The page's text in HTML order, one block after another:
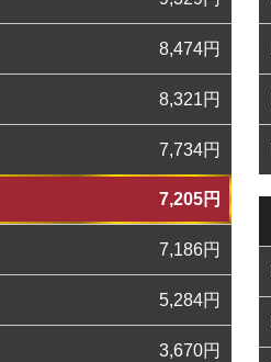
8,474円
8,321円
7,734円
7,205円
7,186円
5,284円
3,670円